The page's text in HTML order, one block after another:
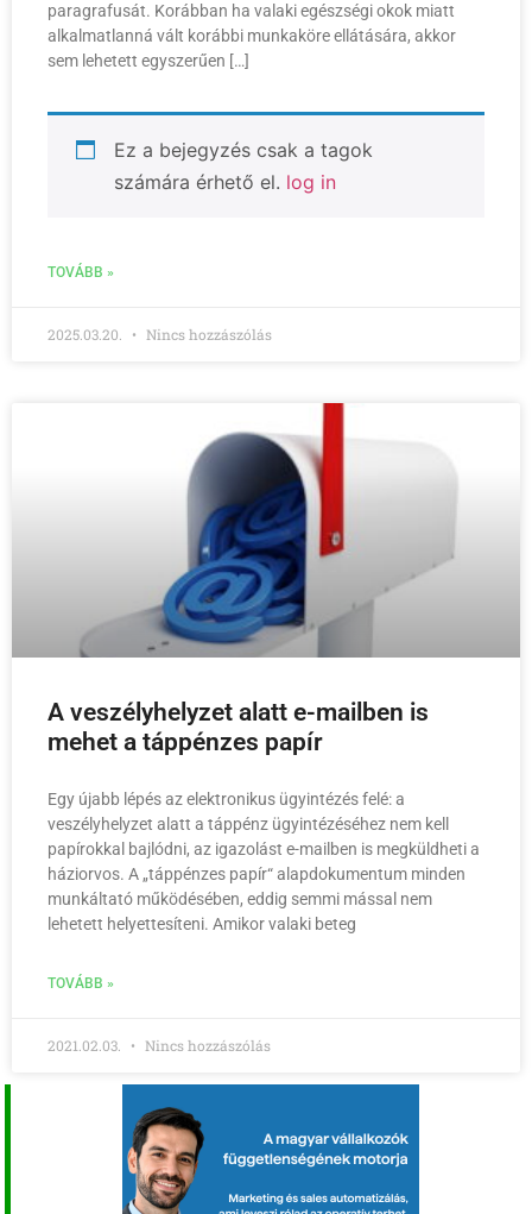
paragrafusát. Korábban ha valaki egészségi okok miatt
alkalmatlanná vált korábbi munkaköre ellátására, akkor
sem lehetett egyszerűen […]
Ez a bejegyzés csak a tagok
számára érhető el. log in
TOVÁBB »
2025.03.20. Nincs hozzászólás
A veszélyhelyzet alatt e-mailben is
mehet a táppénzes papír
Egy újabb lépés az elektronikus ügyintézés felé: a
veszélyhelyzet alatt a táppénz ügyintézéséhez nem kell
papírokkal bajlódni, az igazolást e-mailben is megküldheti a
háziorvos. A „táppénzes papír“ alapdokumentum minden
munkáltató működésében, eddig semmi mással nem
lehetett helyettesíteni. Amikor valaki beteg
TOVÁBB »
2021.02.03. Nincs hozzászólás